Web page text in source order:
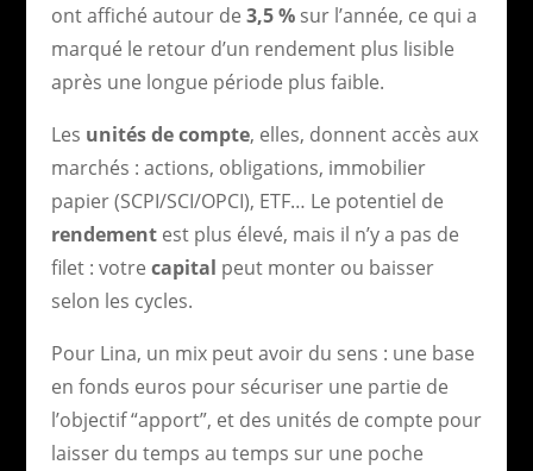
ont affiché autour de 3,5 %sur l’année, ce qui a
marqué le retour d’un rendement plus lisible
après une longue période plus faible.
Les unités de compte, elles, donnent accès aux
marchés : actions, obligations, immobilier
papier (SCPI/SCI/OPCI), ETF… Le potentiel de
rendementest plus élevé, mais il n’y a pas de
filet : votre capital peut monter ou baisser
selon les cycles.
Pour Lina, un mix peut avoir du sens : une base
en fonds euros pour sécuriser une partie de
l’objectif “apport”, et des unités de compte pour
laisser du temps au temps sur une poche